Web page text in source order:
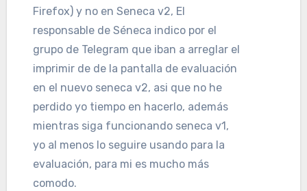
Firefox) y no en Seneca v2, El
responsable de Séneca indico por el
grupo de Telegram que iban a arreglar el
imprimir de de la pantalla de evaluación
en el nuevo seneca v2, asi que no he
perdido yo tiempo en hacerlo, además
mientras siga funcionando seneca v1,
yo al menos lo seguire usando para la
evaluación, para mi es mucho más
comodo.